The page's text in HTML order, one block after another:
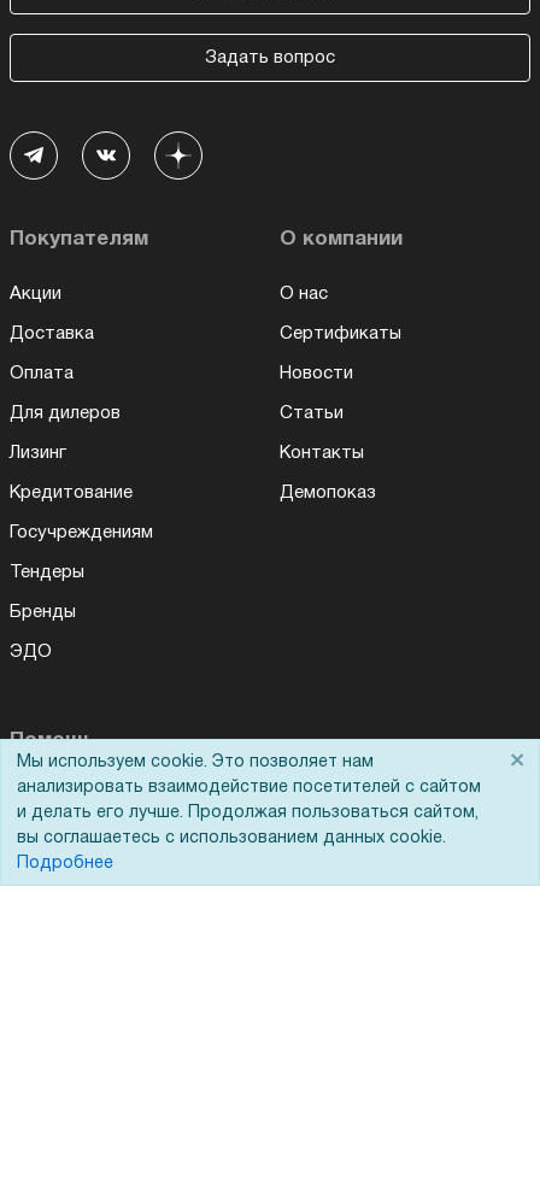
Задать вопрос
Покупателям
Акции
Доставка
Оплата
Для дилеров
Лизинг
Кредитование
Госучреждениям
Тендеры
Бренды
ЭДО
О компании
О нас
Сертификаты
Новости
Статьи
Контакты
Демопоказ
Помощь
Вопрос-ответ
Реквизиты
Гарантии и возврат
Мы используем cookie. Это позволяет нам
анализировать взаимодействие посетителей с сайтом
и делать его лучше. Продолжая пользоваться сайтом,
вы соглашаетесь с использованием данных cookie.
Подробнее
×